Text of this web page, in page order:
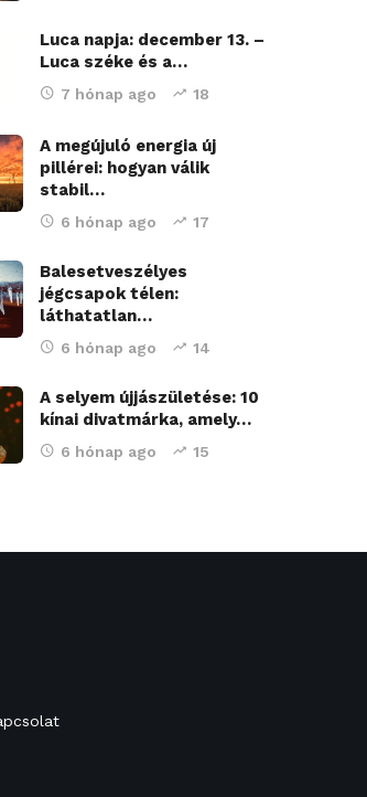
Luca napja: december 13. –
Luca széke és a…
7 hónap ago 18
A megújuló energia új
pillérei: hogyan válik
stabil…
6 hónap ago 17
Balesetveszélyes
jégcsapok télen:
láthatatlan…
6 hónap ago 14
A selyem újjászületése: 10
kínai divatmárka, amely…
6 hónap ago 15